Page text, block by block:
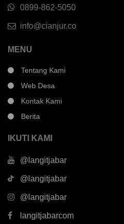
0899-862-5050
info@cianjur.co
MENU
Tentang Kami
Web Desa
Kontak Kami
Berita
IKUTI KAMI
@langitjabar
@langitjabar
@langitjabar
langitjabarcom